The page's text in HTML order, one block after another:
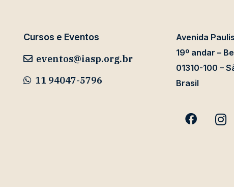
Cursos e Eventos
eventos@iasp.org.br
11 94047-5796
Avenida
19º andar –
01310-100 –
Brasil